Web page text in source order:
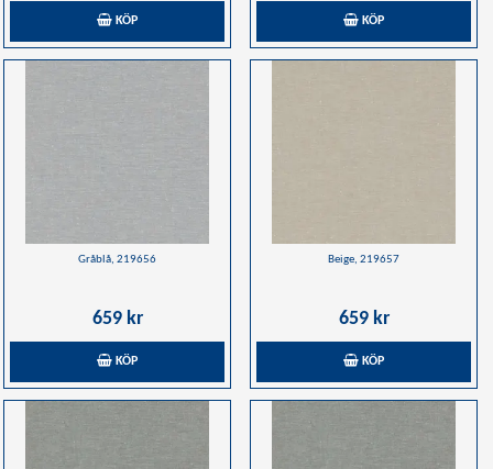
KÖP KÖP
Gråblå, 219656
659 kr
KÖP
Beige, 219657
659 kr
KÖP